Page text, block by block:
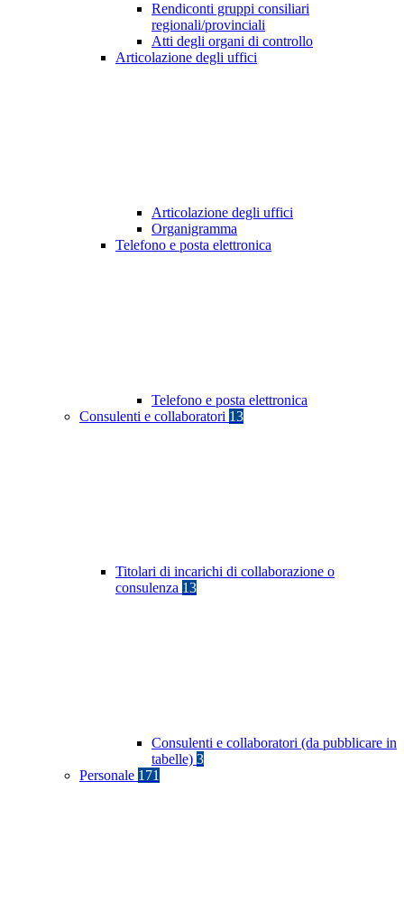
Rendiconti gruppi consiliari
regionali/provinciali
Atti degli organi di controllo
Articolazione degli uffici
Articolazione degli uffici
Organigramma
Telefono e posta elettronica
Telefono e posta elettronica
Consulenti e collaboratori 13
Titolari di incarichi di collaborazione o
consulenza 13
Consulenti e collaboratori (da pubblicare in
tabelle) 3
Personale 171